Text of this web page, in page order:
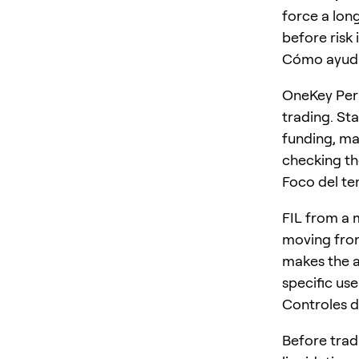
force a
before risk
Cómo
OneKey
trading.
funding,
checking
Foco del
FIL from a
moving
makes the
specific
Controles
Before